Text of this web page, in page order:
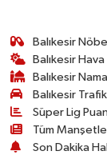
Balıkesir
Balıkesir
Balıkesir
Balıkesir
Süper Lig
Tüm
Son Dakika